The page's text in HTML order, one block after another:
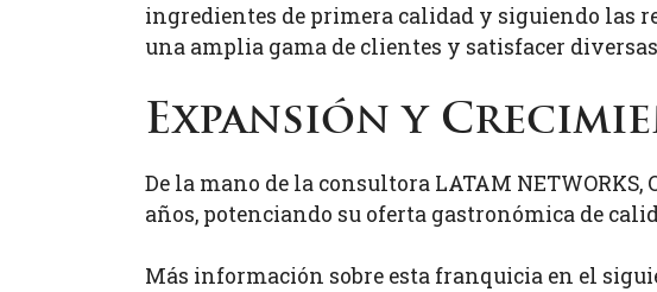
ingredientes de primera calidad y siguiendo las
una amplia gama de clientes y satisfacer
Expansión y
De la mano de la consultora LATAM
años, potenciando su oferta gastronómica de
Más información sobre esta franquicia en el